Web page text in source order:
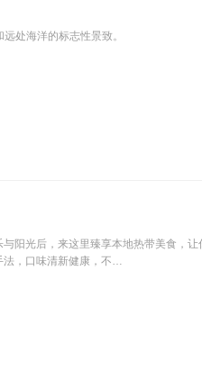
处海洋的标志性景致。
阳光后，来这里臻享本地热带美食，
法，口味清新健康，不…